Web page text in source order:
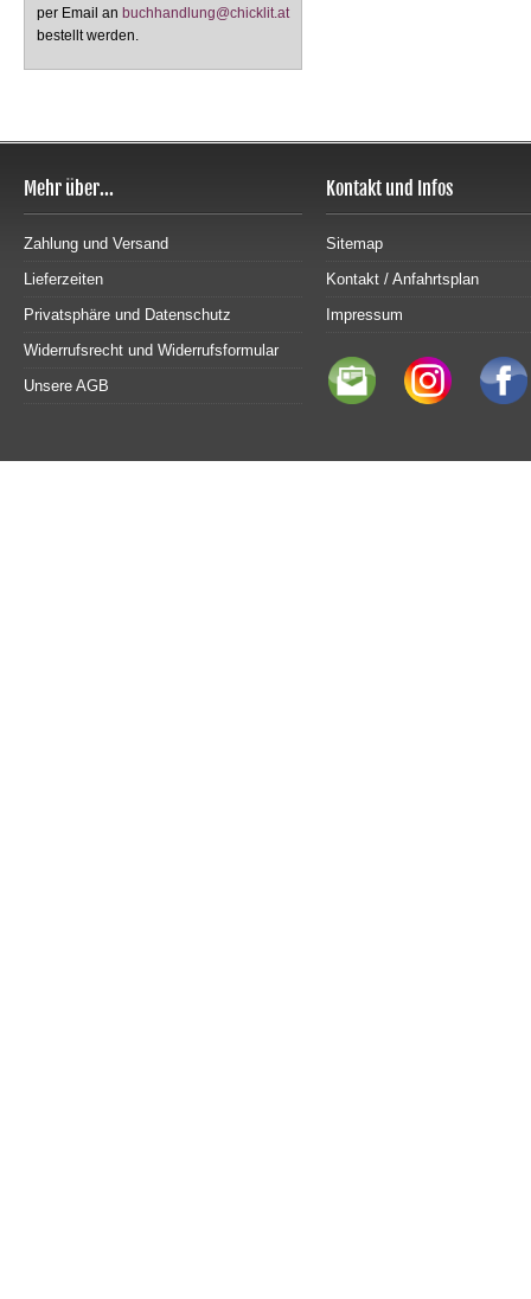
per Email an buchhandlung@chicklit.at
bestellt werden.
Mehr über...
Zahlung und Versand
Lieferzeiten
Privatsphäre und Datenschutz
Widerrufsrecht und Widerrufsformular
Unsere AGB
Kontakt und Infos
Sitemap
Kontakt / Anfahrtsplan
Impressum